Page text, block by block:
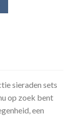
sieraden sets
op zoek bent
een